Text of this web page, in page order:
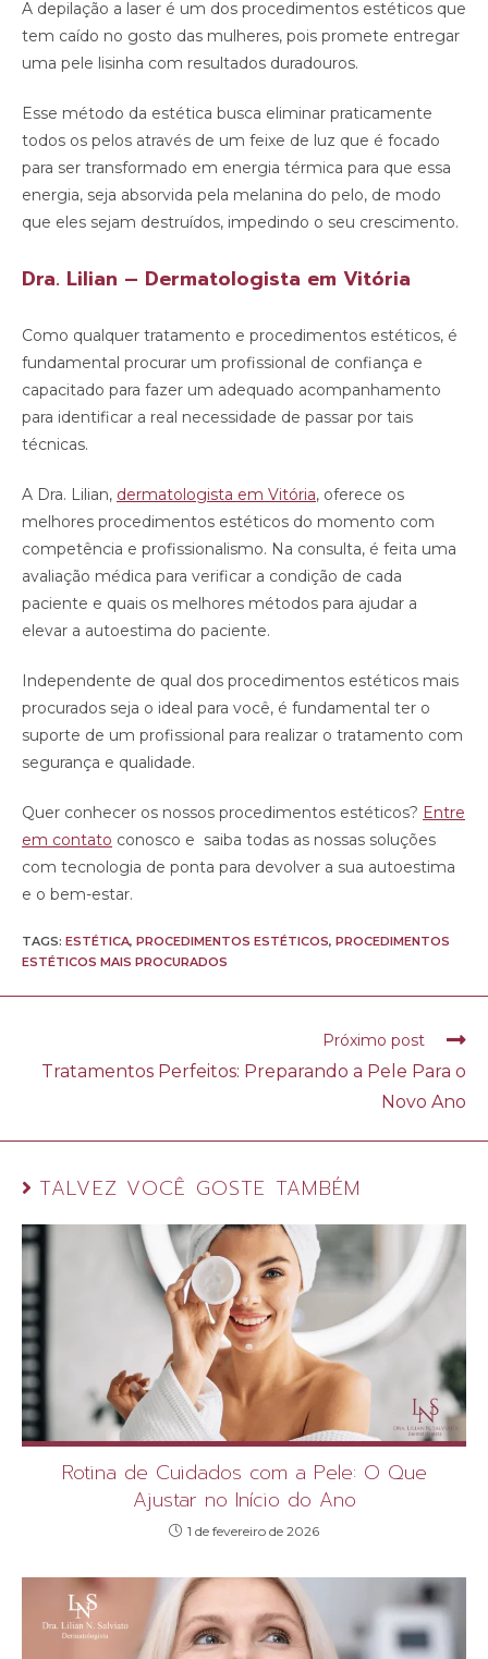
A depilação a laser é um dos procedimentos estéticos que
tem caído no gosto das mulheres, pois promete entregar
uma pele lisinha com resultados duradouros.
Esse método da estética busca eliminar praticamente
todos os pelos através de um feixe de luz que é focado
para ser transformado em energia térmica para que essa
energia, seja absorvida pela melanina do pelo, de modo
que eles sejam destruídos, impedindo o seu crescimento.
Dra. Lilian – Dermatologista em Vitória
Como qualquer tratamento e procedimentos estéticos, é
fundamental procurar um profissional de confiança e
capacitado para fazer um adequado acompanhamento
para identificar a real necessidade de passar por tais
técnicas.
A Dra. Lilian, dermatologista em Vitória, oferece os
melhores procedimentos estéticos do momento com
competência e profissionalismo. Na consulta, é feita uma
avaliação médica para verificar a condição de cada
paciente e quais os melhores métodos para ajudar a
elevar a autoestima do paciente.
Independente de qual dos procedimentos estéticos mais
procurados seja o ideal para você, é fundamental ter o
suporte de um profissional para realizar o tratamento com
segurança e qualidade.
Quer conhecer os nossos procedimentos estéticos? Entre
em contato conosco e saiba todas as nossas soluções
com tecnologia de ponta para devolver a sua autoestima
e o bem-estar.
TAGS: ESTÉTICA, PROCEDIMENTOS ESTÉTICOS, PROCEDIMENTOS
ESTÉTICOS MAIS PROCURADOS
Próximo post
Tratamentos Perfeitos: Preparando a Pele Para o
Novo Ano
TALVEZ VOCÊ GOSTE TAMBÉM
Rotina de Cuidados com a Pele: O Que
Ajustar no Início do Ano
1 de fevereiro de 2026